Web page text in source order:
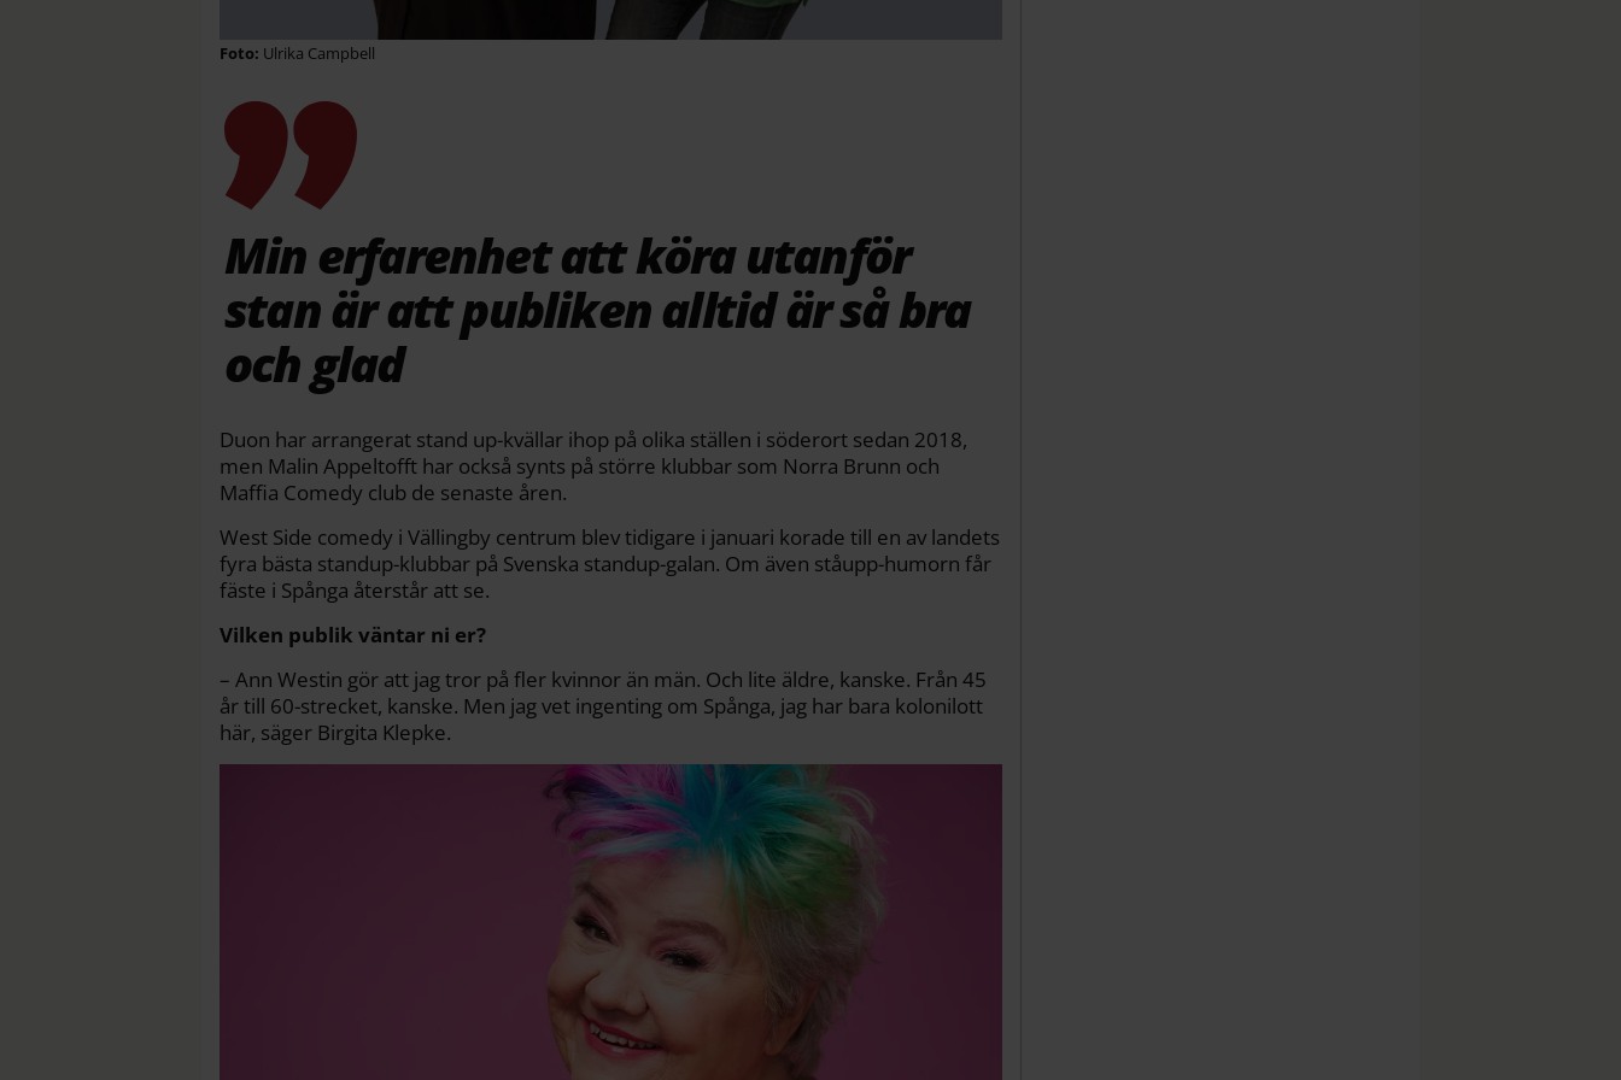
Ulrika Campbell
Min erfarenhet att köra utanför
stan är att publiken alltid är så bra
och glad
Duon har arrangerat stand up-kvällar ihop på olika ställen i söderort sedan 2018,
men Malin Appeltofft har också synts på större klubbar som Norra Brunn och
Maffia Comedy club de senaste åren.
West Side comedy i Vällingby centrum blev tidigare i januari korade till en av landets
fyra bästa standup-klubbar på Svenska standup-galan. Om även ståupp-humorn får
fäste i Spånga återstår att se.
Vilken publik väntar ni er?
– Ann Westin gör att jag tror på fler kvinnor än män. Och lite äldre, kanske. Från 45
år till 60-strecket, kanske. Men jag vet ingenting om Spånga, jag har bara kolonilott
här, säger Birgita Klepke.